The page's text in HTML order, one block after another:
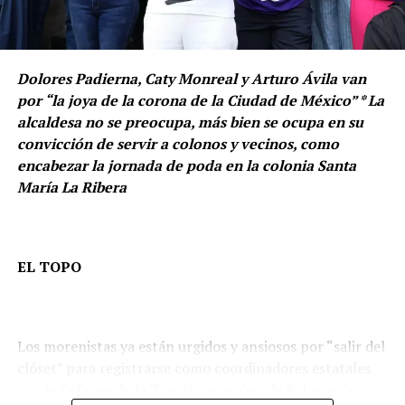
colocar maletas grandes.
Dolores Padierna, Caty Monreal y Arturo Ávila van
por “la joya de la corona de la Ciudad de México” * La
alcaldesa no se preocupa, más bien se ocupa en su
convicción de servir a colonos y vecinos, como
encabezar la jornada de poda en la colonia Santa
María La Ribera
EL TOPO
Los morenistas ya están urgidos y ansiosos por “salir del